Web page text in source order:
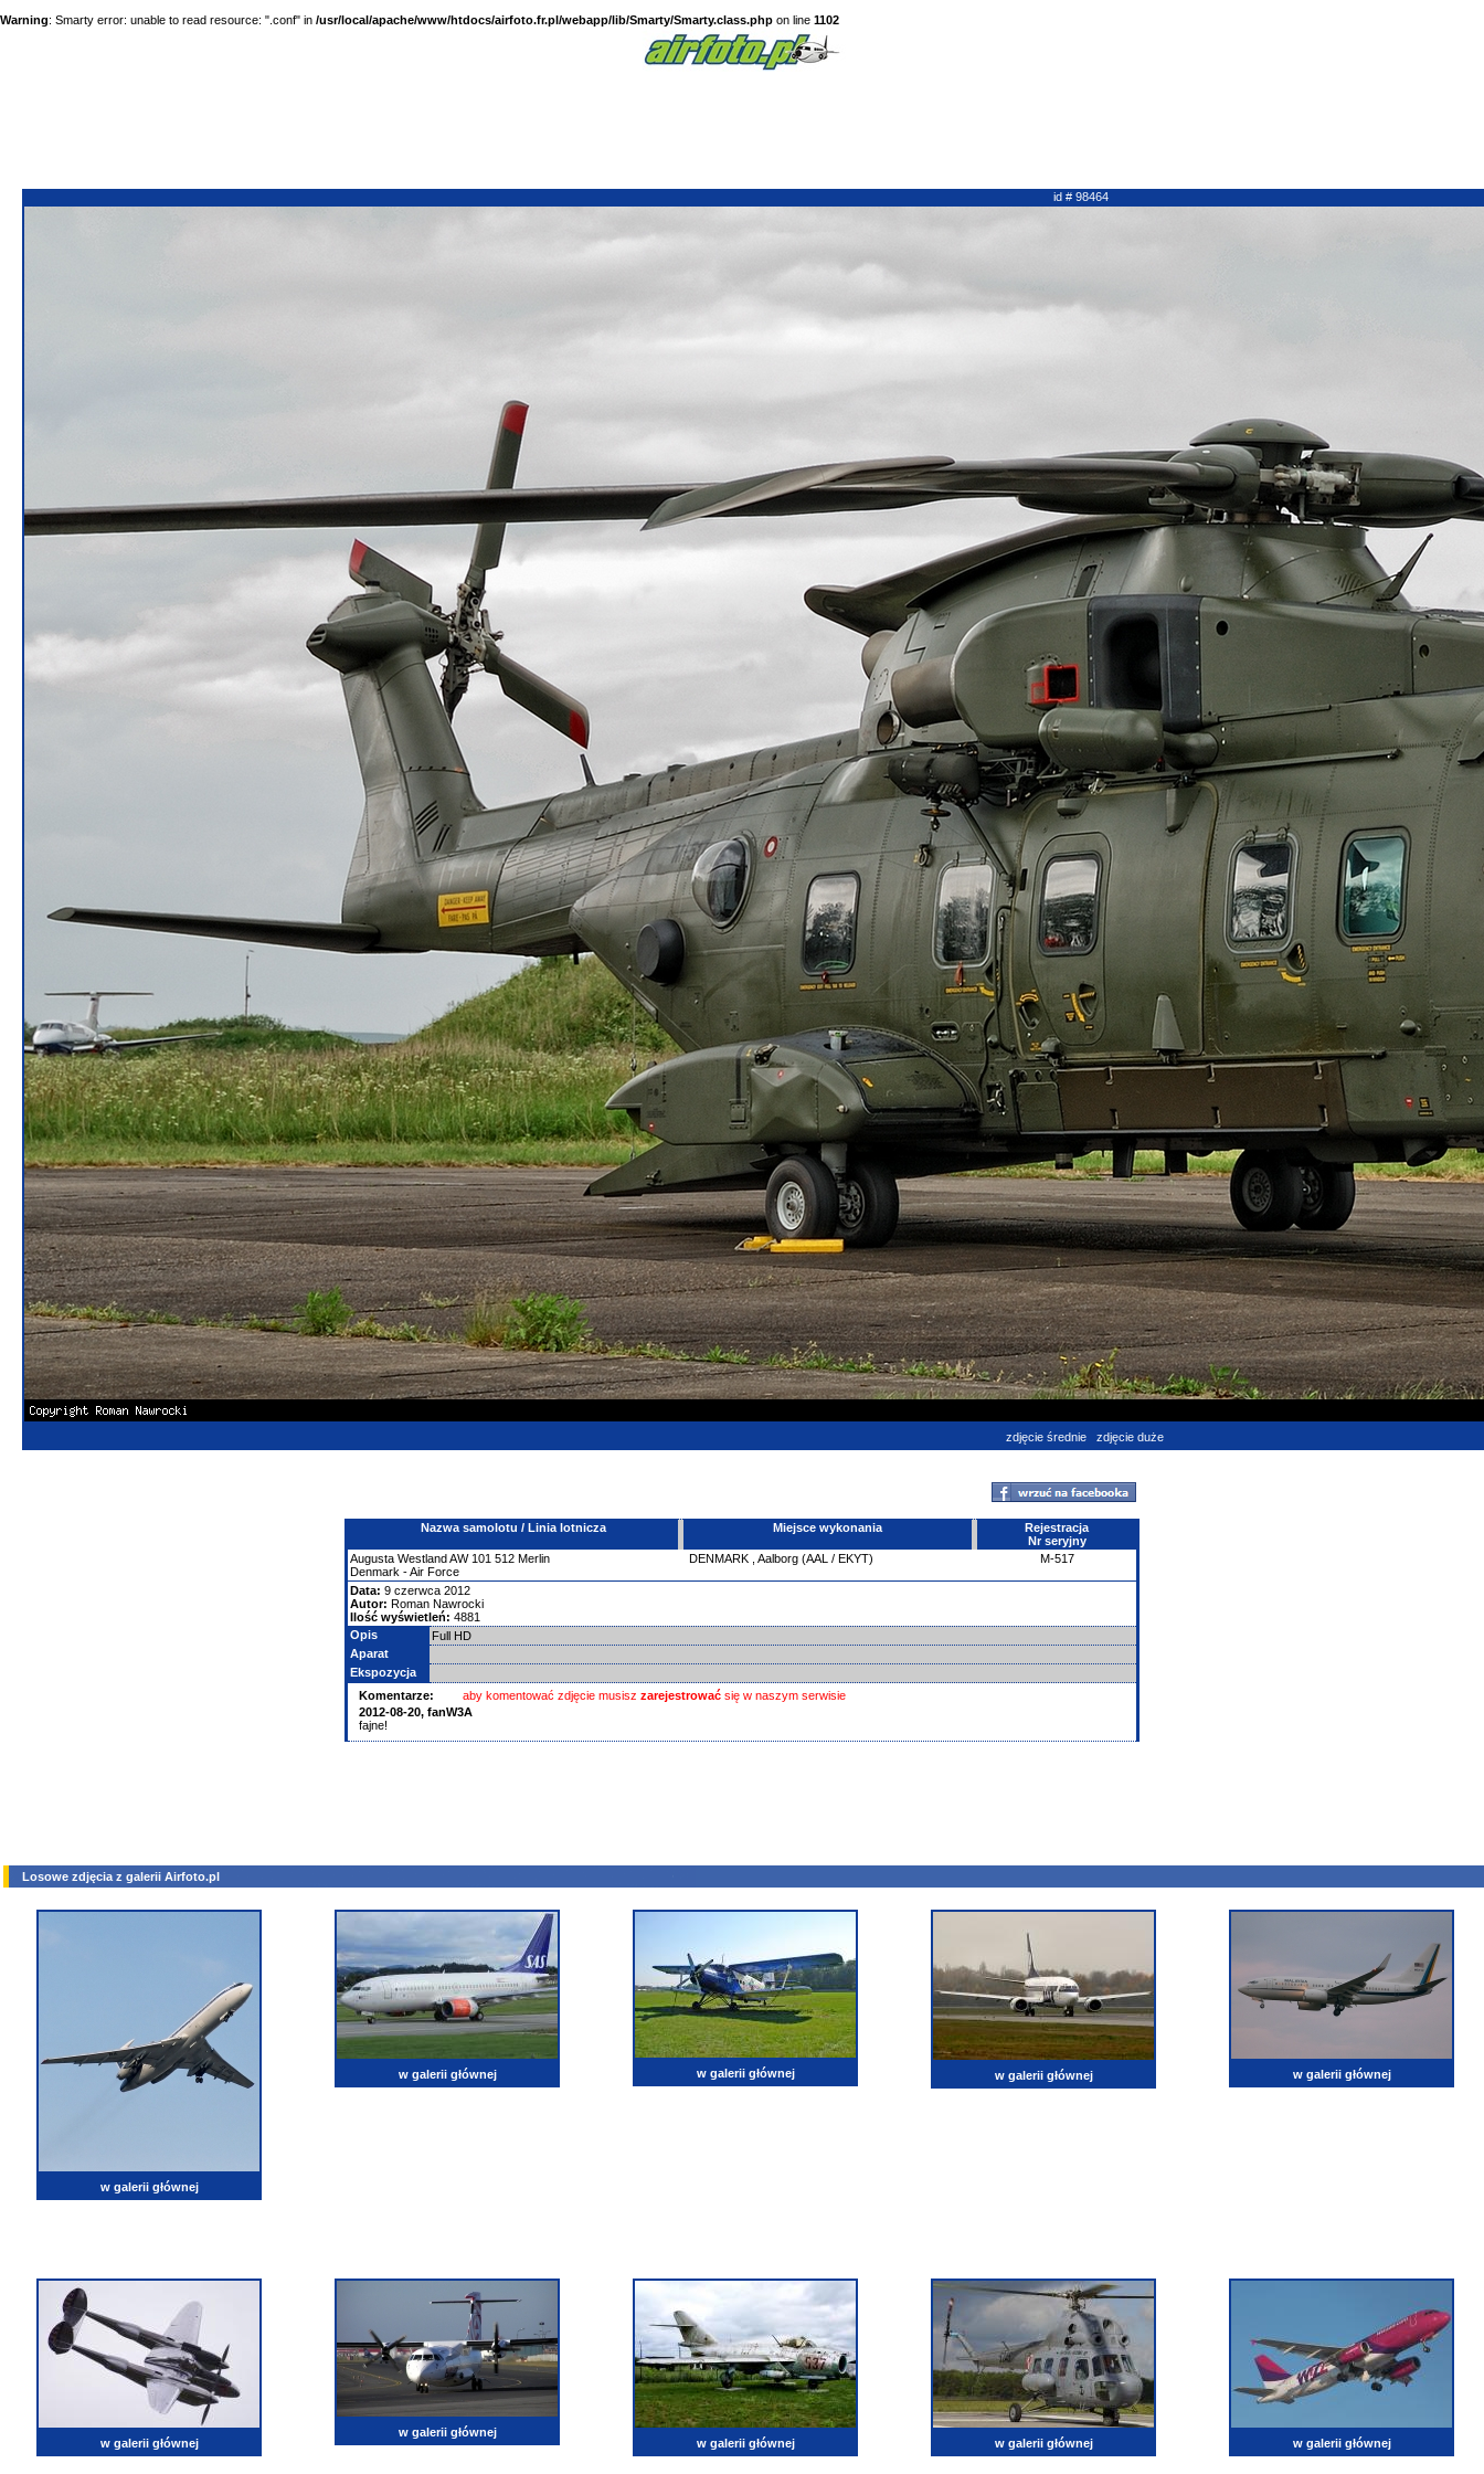
Warning: Smarty error: unable to read resource: ".conf" in /usr/local/apache/www/htdocs/airfoto.fr.pl/webapp/lib/Smarty/Smarty.class.php on line 1102
id # 98464
zdjęcie średnie zdjęcie duże
Nazwa samolotu / Linia lotnicza Miejsce wykonania
Rejestracja
Nr seryjny
Augusta WestlandAW 101 512 Merlin
Denmark - Air Force
DENMARK Aalborg (AAL / EKYT) M-517
Data: 9 czerwca 2012
Autor: Roman Nawrocki
Ilość wyświetleń: 4881
Opis
Full HD
Aparat
Ekspozycja
Komentarze:
aby komentować zdjęcie musisz zarejestrować się w naszym serwisie
2012-08-20, fanW3A
fajne!
Losowe zdjęcia z galerii Airfoto.pl
w galerii głównej
w galerii głównej w galerii głównej w galerii głównej w galerii głównej
w galerii głównej
w galerii głównej
w galerii głównej
w galerii głównej w galerii głównej